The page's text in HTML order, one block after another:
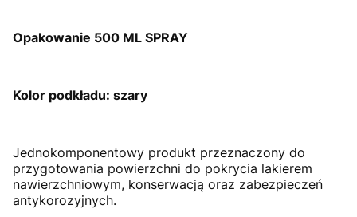
Opakowanie 500 ML SPRAY
Kolor podkładu: szary
Jednokomponentowy produkt przeznaczony do
przygotowania powierzchni do pokrycia lakierem
nawierzchniowym, konserwacją oraz zabezpieczeń
antykorozyjnych.